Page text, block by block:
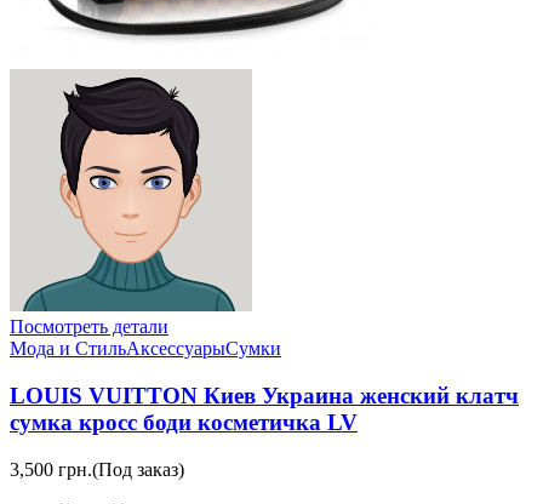
Посмотреть детали
Мода и СтильАксессуарыСумки
LOUIS VUITTON Киев Украина женский клатч
сумка кросс боди косметичка LV
3,500 грн.(Под заказ)